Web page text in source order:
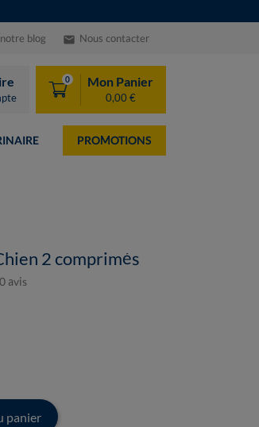
blog email Nous contacter
0 Mon Panier
0,00 €
PROMOTIONS
2 comprimés
avis
panier